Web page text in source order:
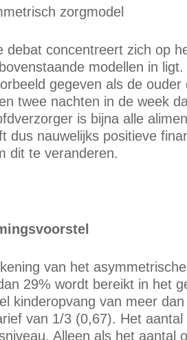
zorgmodel
debat concentreert zich op
modellen in
gegeven als de
twee nachten in de week
is bijna alle
dus nauwelijks positieve
dit te veranderen.
van het
29% wordt bereikt in het
kinderopvang van meer
van 1/3 (0,67). Het
Alleen als het aantal